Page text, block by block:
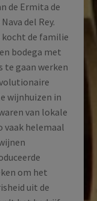
de Ermita de
del Rey.
de familie
bodega met
te gaan werken
wijnhuizen in
van lokale
vaak helemaal
om het
uit de